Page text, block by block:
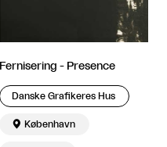
Fernisering - Presence
Danske Grafikeres Hus
 København